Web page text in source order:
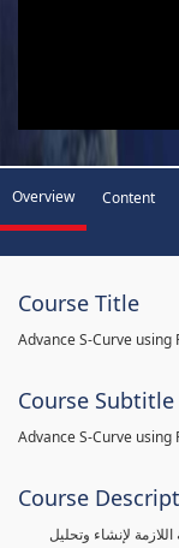
Overview Content
Course Title
Advance S-Curve using
Course Subtitle
Advance S-Curve using
Course
لإنشاء وتحليل